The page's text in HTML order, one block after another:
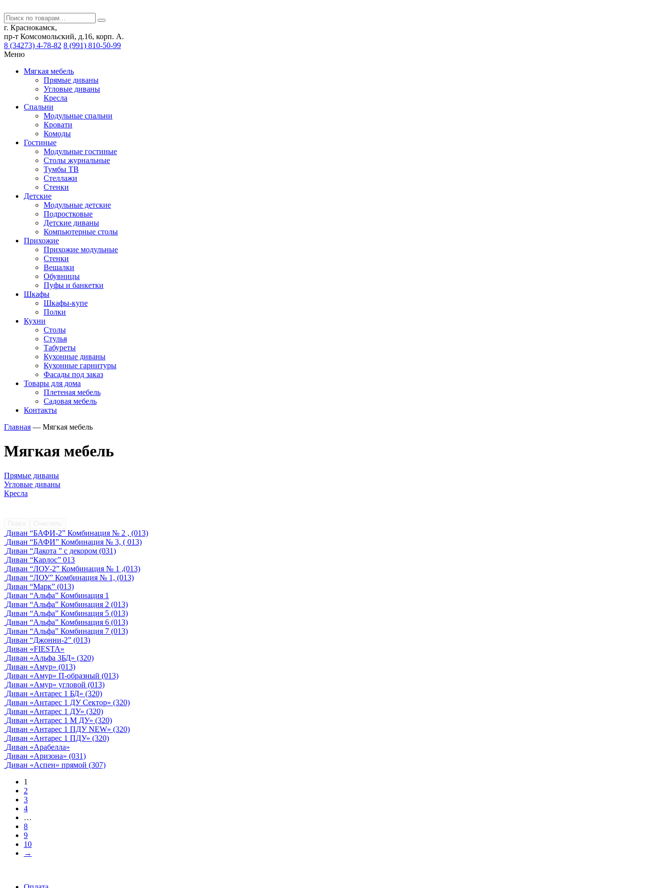
г. Краснокамск,
пр-т Комсомольский, д.16, корп. А.
8 (34273) 4-78-82 8 (991) 810-50-99
Меню
Мягкая мебель
Прямые диваны
Угловые диваны
Кресла
Спальни
Модульные спальни
Кровати
Комоды
Гостиные
Модульные гостиные
Столы журнальные
Тумбы ТВ
Стеллажи
Стенки
Детские
Модульные детские
Подростковые
Детские диваны
Компьютерные столы
Прихожие
Прихожие модульные
Стенки
Вешалки
Обувницы
Пуфы и банкетки
Шкафы
Шкафы-купе
Полки
Кухни
Столы
Стулья
Табуреты
Кухонные диваны
Кухонные гарнитуры
Фасады под заказ
Товары для дома
Плетеная мебель
Садовая мебель
Контакты
Главная — Мягкая мебель
Мягкая мебель
Прямые диваны
Угловые диваны
Кресла
Диван “БАФИ-2” Комбинация № 2 , (013)
Диван “БАФИ” Комбинация № 3, ( 013)
Диван “Дакота ” с декором (031)
Диван “Карлос” 013
Диван “ЛОУ-2” Комбинация № 1 ,(013)
Диван “ЛОУ” Комбинация № 1, (013)
Диван “Марк” (013)
Диван “Альфа” Комбинация 1
Диван “Альфа” Комбинация 2 (013)
Диван “Альфа” Комбинация 5 (013)
Диван “Альфа” Комбинация 6 (013)
Диван “Альфа” Комбинация 7 (013)
Диван “Джонни-2” (013)
Диван «FIESTA»
Диван «Альфа 3БД» (320)
Диван «Амур» (013)
Диван «Амур» П-образный (013)
Диван «Амур» угловой (013)
Диван «Антарес 1 БД» (320)
Диван «Антарес 1 ДУ Сектор» (320)
Диван «Антарес 1 ДУ» (320)
Диван «Антарес 1 М ДУ» (320)
Диван «Антарес 1 ПДУ NEW» (320)
Диван «Антарес 1 ПДУ» (320)
Диван «Арабелла»
Диван «Аризона» (031)
Диван «Аспен» прямой (307)
1
2
3
4
…
8
9
10
→